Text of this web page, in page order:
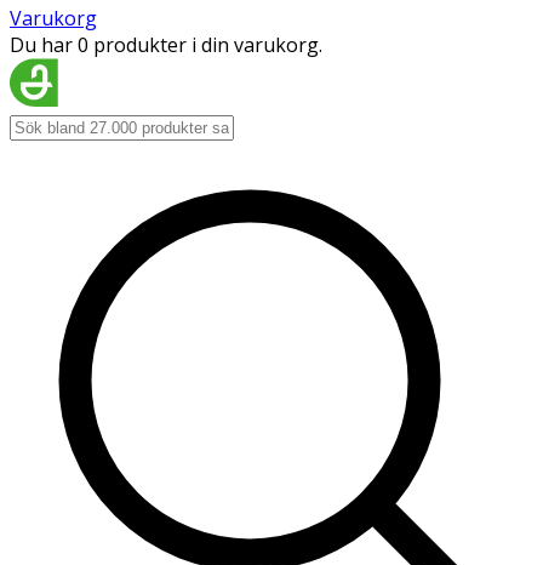
Varukorg
Du har 0 produkter i din varukorg.